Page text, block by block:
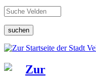
suchen